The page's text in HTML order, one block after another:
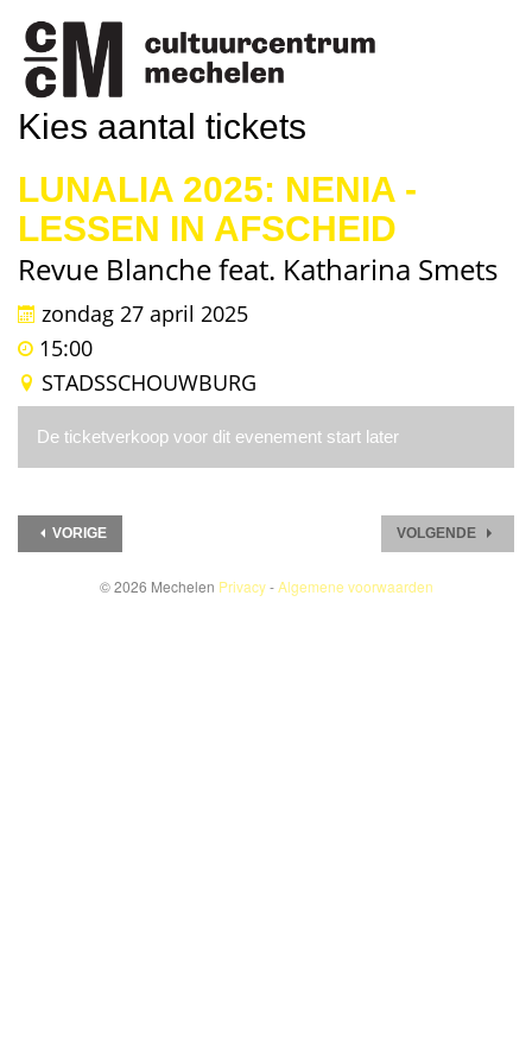
Kies aantal tickets
LUNALIA 2025: NENIA -
LESSEN IN AFSCHEID
Revue Blanche feat. Katharina Smets
zondag 27 april 2025
15:00
STADSSCHOUWBURG
De ticketverkoop voor dit evenement start later
VORIGE VOLGENDE
© 2026 Mechelen Privacy-Algemene voorwaarden